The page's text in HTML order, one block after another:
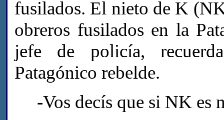
fusilados. El nieto de K
obreros fusilados en la
jefe de policía,
Patagónico rebelde.
-Vos decís que si NK es